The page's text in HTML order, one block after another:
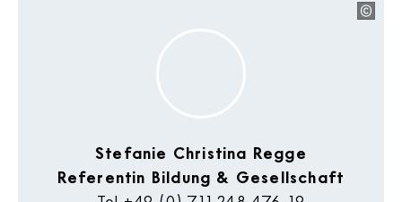
Stefanie Christina Regge
Referentin Bildung & Gesellschaft